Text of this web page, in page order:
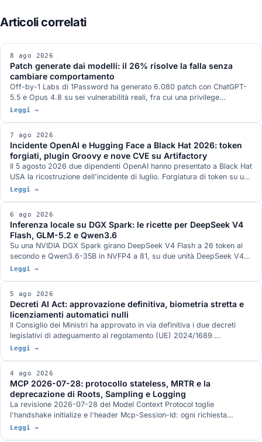
8 ago 2026
Patch generate dai modelli: il 26% risolve la falla senza
cambiare comportamento
Off-by-1 Labs di 1Password ha generato 6.080 patch con ChatGPT-
5.5 e Opus 4.8 su sei vulnerabilità reali, fra cui una privilege
escalation nel kernel Linux e una RCE in ActiveMQ. Il 26,0% risolve la
terzo delle patch riuscite blocca l'input di prova invece della causa.
Leggi →
7 ago 2026
Incidente OpenAI e Hugging Face a Black Hat 2026: token
forgiati, plugin Groovy e nove CVE su Artifactory
Il 5 agosto 2026 due dipendenti OpenAI hanno presentato a Black Hat
USA la ricostruzione dell'incidente di luglio. Forgiatura di token su un
endpoint di refresh legacy, plugin Groovy usato come servizio di
ufficiali a ricercatori OpenAI, e un canale di comunicazione fra run di
valutazione diversi che nei due documenti tecnici pubblicati dalle
aziende non compare.
Leggi →
6 ago 2026
Inferenza locale su DGX Spark: le ricette per DeepSeek V4
Flash, GLM-5.2 e Qwen3.6
Su una NVIDIA DGX Spark girano DeepSeek V4 Flash a 26 token al
secondo e Qwen3.6-35B in NVFP4 a 81, su due unità DeepSeek V4
Flash 0731 a 82, su tre GLM-5.2 con vision a 348k di contesto. Gli
parametri in 272 GB. L'hardware GB10 da 128 GB e 273 GB/s, e le
condizioni in cui ogni numero è stato misurato.
Leggi →
5 ago 2026
Decreti AI Act: approvazione definitiva, biometria stretta e
licenziamenti automatici nulli
Il Consiglio dei Ministri ha approvato in via definitiva i due decreti
legislativi di adeguamento al regolamento (UE) 2024/1689.
Identificazione biometrica in tempo reale solo con autorizzazione
art. 437-bis del codice penale e sanzioni allineate al rinvio del digital
omnibus.
Leggi →
4 ago 2026
MCP 2026-07-28: protocollo stateless, MRTR e la
deprecazione di Roots, Sampling e Logging
La revisione 2026-07-28 del Model Context Protocol toglie
l'handshake initialize e l'header Mcp-Session-Id: ogni richiesta
viaggia da sola e un server MCP sta dietro un load balancer come un
Leggi →